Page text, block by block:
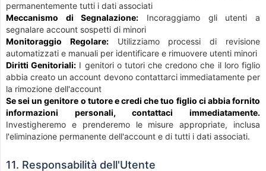
permanentemente tutti i dati associati
Meccanismo di Segnalazione: Incoraggiamo gli utenti a
segnalare account sospetti di minori
Monitoraggio Regolare:Utilizziamo processi di revisione
automatizzati e manuali per identificare e rimuovere utenti minori
Diritti Genitoriali: I genitori o tutori che credono che il loro figlio
abbia creato un account devono contattarci immediatamente per
la rimozione dell'account
Se sei un genitore o tutore e credi che tuo figlio ci abbia fornito
informazioni personali, contattaci immediatamente.
Investigheremo e prenderemo le misure appropriate, inclusa
l'eliminazione permanente dell'account e di tutti i dati associati.
11. Responsabilità dell'Utente